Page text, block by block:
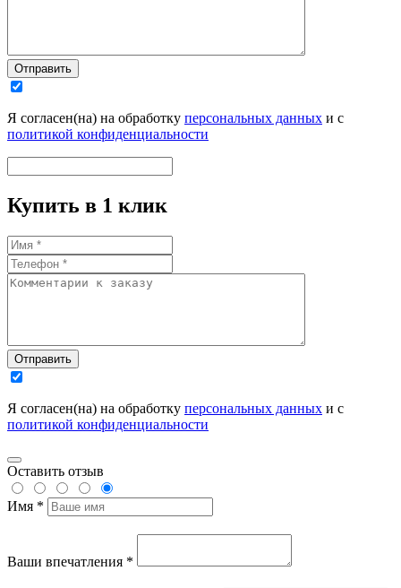
Отправить
Я согласен(на) на обработку персональных данных и с
политикой конфиденциальности
Купить в 1 клик
Отправить
Я согласен(на) на обработку персональных данных и с
политикой конфиденциальности
Оставить отзыв
Имя *
Ваши впечатления *